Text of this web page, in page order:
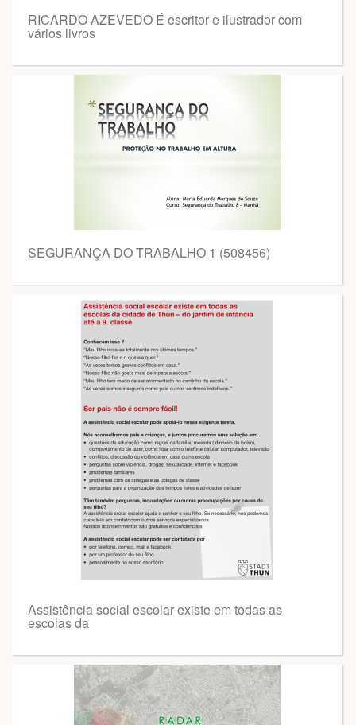
RICARDO AZEVEDO É escritor e ilustrador com
vários livros
SEGURANÇA DO TRABALHO 1 (508456)
Assistência social escolar existe em todas as
escolas da